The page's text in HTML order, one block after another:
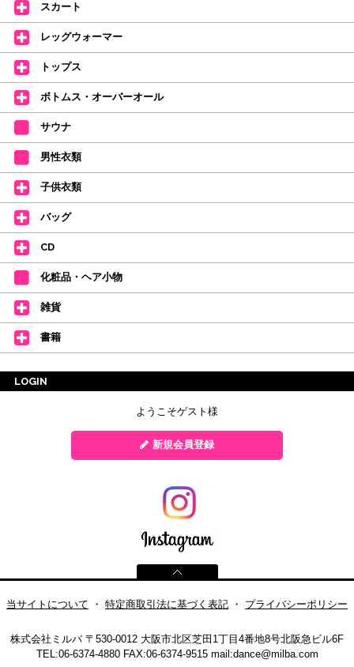
【ミルバ インスタグラム】←ここをクリック♪
皆さまのダンスライフをサポートできるようなさまざまな商品をご紹介して
おります。
【新商品はこちらから】 ←ここをクリック♪
スカート
レッグウォーマー
トップス
ボトムス・オーバーオール
サウナ
男性衣類
子供衣類
バッグ
CD
化粧品・ヘア小物
雑貨
書籍
LOGIN
ようこそゲスト様
新規会員登録
当サイトについて ・ 特定商取引法に基づく表記 ・ プライバシーポリシー
株式会社ミルバ 〒530-0012 大阪市北区芝田1丁目4番地8号北阪急ビル6F
TEL:06-6374-4880FAX:06-6374-9515mail:dance@milba.com